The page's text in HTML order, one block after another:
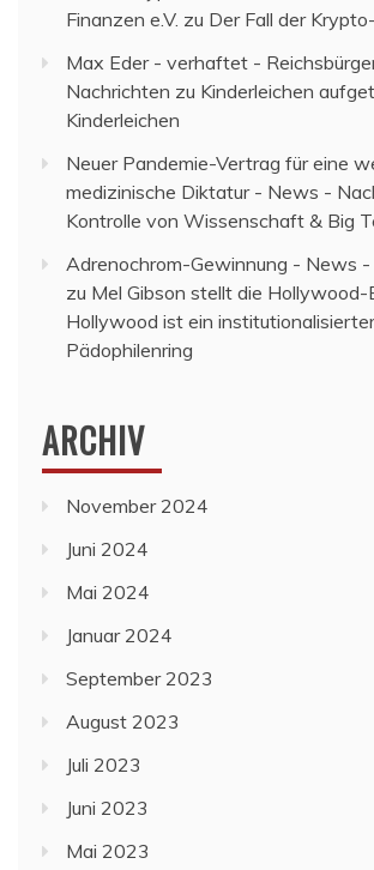
Finanzen e.V. zu Der Fall der
Max Eder - verhaftet -
Nachrichten zu Kinderleichen
Kinderleichen
Neuer Pandemie-Vertrag für eine
medizinische Diktatur - News -
Kontrolle von Wissenschaft & Big
Adrenochrom-Gewinnung - News
zu Mel Gibson stellt die Hollywood-
Hollywood ist ein institutionalisierter
Pädophilenring
ARCHIV
November 2024
Juni 2024
Mai 2024
Januar 2024
September 2023
August 2023
Juli 2023
Juni 2023
Mai 2023